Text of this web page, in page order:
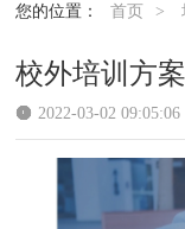
您的位置： 首页 >
校外培训方案
2022-03-02 09:05:06